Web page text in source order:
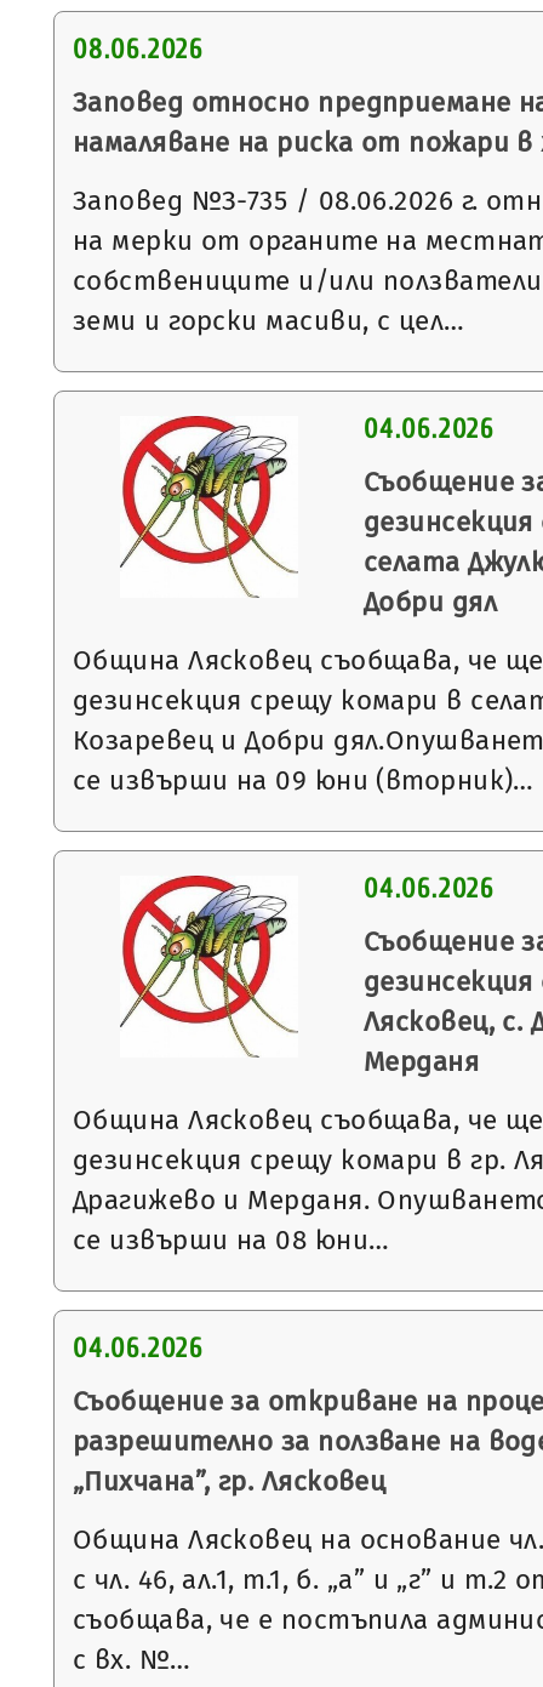
08.06.2026
Заповед относно предприемане
намаляване на риска от пожари
Заповед №З-735 / 08.06.2026 г.
на мерки от органите на
собствениците и/или
земи и горски масиви, с цел…
04.06.2026
Съобщение
селата
Добри дял
Община Лясковец съобщава, че
дезинсекция срещу комари в
Козаревец и Добри
се извърши на 09 юни (вторник)…
04.06.2026
Съобщение
Лясковец, с.
Мерданя
Община Лясковец съобщава, че
дезинсекция срещу комари в гр.
Драгижево и Мерданя.
се извърши на 08 юни…
04.06.2026
Съобщение за откриване на
разрешително за ползване на
„Пихчана”, гр. Лясковец
Община Лясковец на основание
с чл. 46, ал.1, т.1, б. „а” и „г” и т.2
съобщава, че е постъпила
с вх. №…